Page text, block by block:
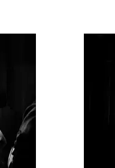
международных конкурсов
международных конкурсов,
III Национальной оперной
«Онегин»
Старкова
Ерёмин
международных конкурсов
Захарьева